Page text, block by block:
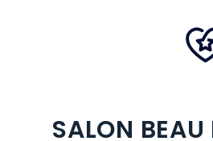
SALON